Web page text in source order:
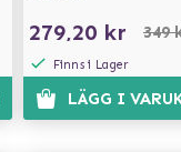
279,20 kr 349
Finns i Lager
LÄGG I